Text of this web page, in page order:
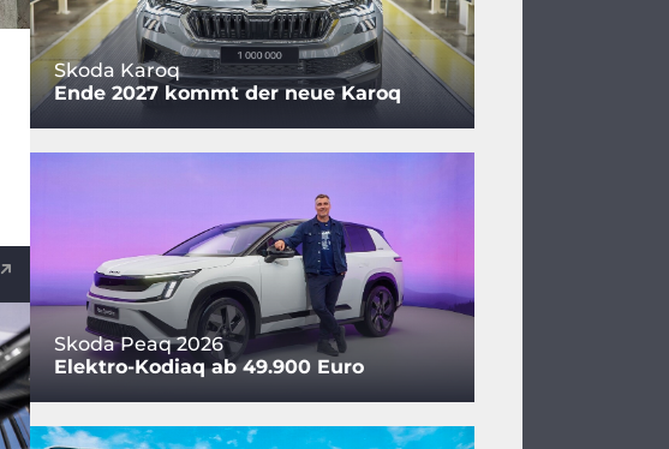
Skoda Karoq
Ende 2027 kommt der neue Karoq
Skoda Peaq 2026
Elektro-Kodiaq ab 49.900 Euro